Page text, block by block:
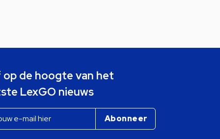
op de hoogte van het
LexGO nieuws